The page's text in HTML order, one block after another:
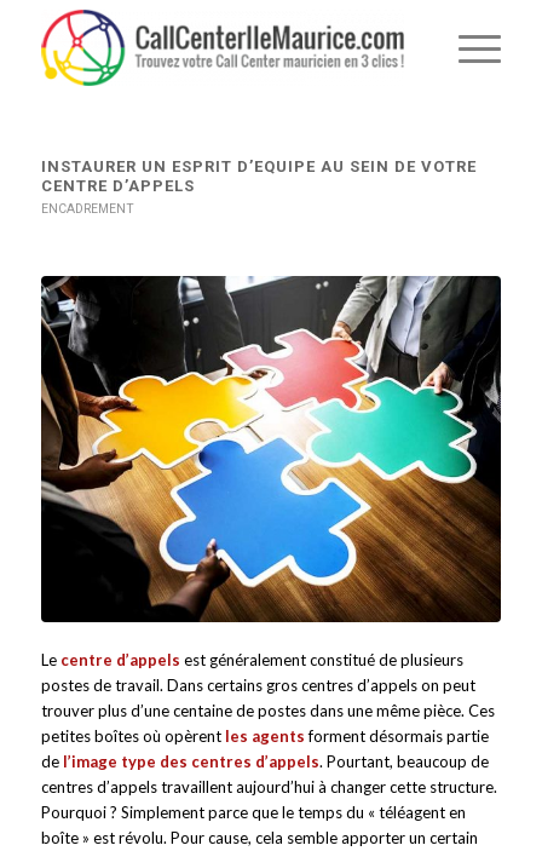
INSTAURER UN ESPRIT D’EQUIPE AU SEIN DE VOTRE
CENTRE D’APPELS
ENCADREMENT
Le centre d’appels est généralement constitué de plusieurs
postes de travail. Dans certains gros centres d’appels on peut
trouver plus d’une centaine de postes dans une même pièce. Ces
petites boîtes où opèrent les agentsforment désormais partie
de l’image type des centres d’appels. Pourtant, beaucoup de
centres d’appels travaillent aujourd’hui à changer cette structure.
Pourquoi ? Simplement parce que le temps du « téléagent en
boîte » est révolu. Pour cause, cela semble apporter un certain